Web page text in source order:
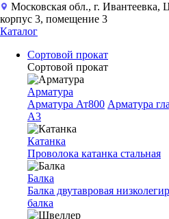
Московская обл., г. Ивантеевка,
корпус 3, помещение 3
Каталог
Сортовой прокат
Сортовой прокат
Арматура
Арматура Ат800 Арматура
A3
Катанка
Проволока катанка стальная
Балка
Балка двутавровая
балка